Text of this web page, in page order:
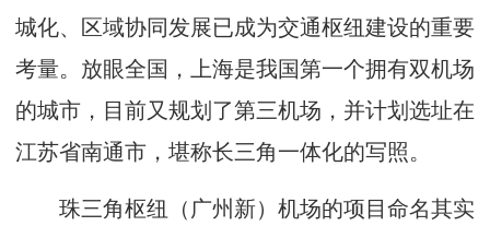
城化、区域协同发展已成为交通枢纽建设的重要
考量。放眼全国，上海是我国第一个拥有双机场
的城市，目前又规划了第三机场，并计划选址在
江苏省南通市，堪称长三角一体化的写照。
珠三角枢纽（广州新）机场的项目命名其实